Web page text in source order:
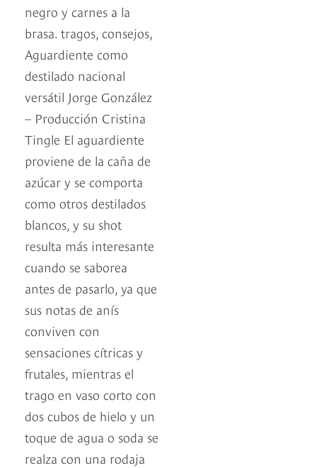
negro y carnes a la
brasa. tragos, consejos,
Aguardiente como
destilado nacional
versátil Jorge González
– Producción Cristina
Tingle El aguardiente
proviene de la caña de
azúcar y se comporta
como otros destilados
blancos, y su shot
resulta más interesante
cuando se saborea
antes de pasarlo, ya que
sus notas de anís
conviven con
sensaciones cítricas y
frutales, mientras el
trago en vaso corto con
dos cubos de hielo y un
toque de agua o soda se
realza con una rodaja